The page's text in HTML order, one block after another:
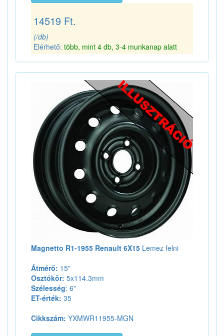
14519 Ft.
(/db)
Elérhető: több, mint 4 db, 3-4 munkanap alatt
Magnetto R1-1955 Renault 6X15 Lemez felni
Átmérő: 15"
Osztókör: 5x114.3mm
Szélesség: 6"
ET-érték: 35
Cikkszám: YXMWR11955-MGN